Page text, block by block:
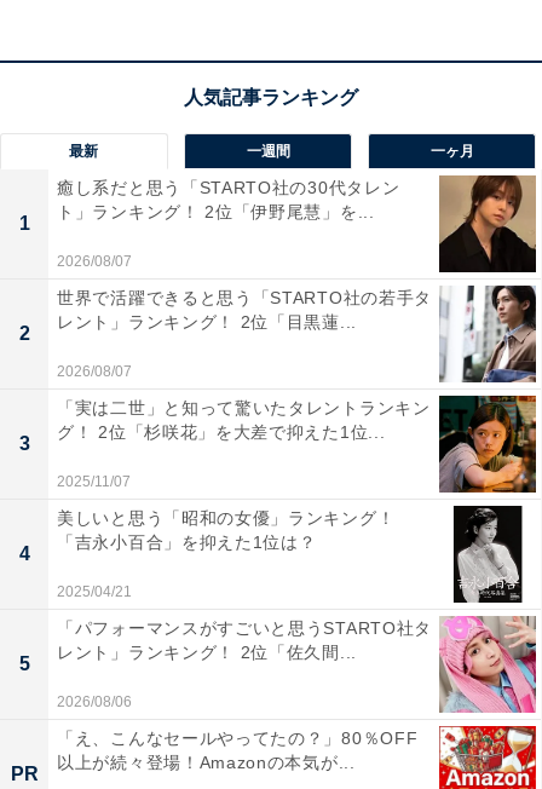
第1位：堀北真希（2007年版）
堀北真希さん（画像出典：
第1位は、堀北真希さん。2007年に放送された『イケパ
ラ』でヒロイン・芦屋瑞稀役を演じました。芦屋瑞稀
は、小栗旬さんが演じる憧れの高跳び選手、佐野泉に会
うために男装して男子校に入学する運動神経抜群の帰国
最新 一週間 一ヶ月
1
癒し系だと思う「STARTO社の30代タレン
ト」ランキング！ 2位「伊野尾慧」を...
2026/08/07
2
世界で活躍できると思う「STARTO社の若手タ
レント」ランキング！ 2位「目黒蓮...
2026/08/07
3
「実は二世」と知って驚いたタレントランキン
グ！ 2位「杉咲花」を大差で抑えた1位...
2025/11/07
4
美しいと思う「昭和の女優」ランキング！
「吉永小百合」を抑えた1位は？
2025/04/21
5
「パフォーマンスがすごいと思うSTARTO社タ
レント」ランキング！ 2位「佐久間...
2026/08/06
PR
「え、こんなセールやってたの？」80％OFF
以上が続々登場！Amazonの本気が...